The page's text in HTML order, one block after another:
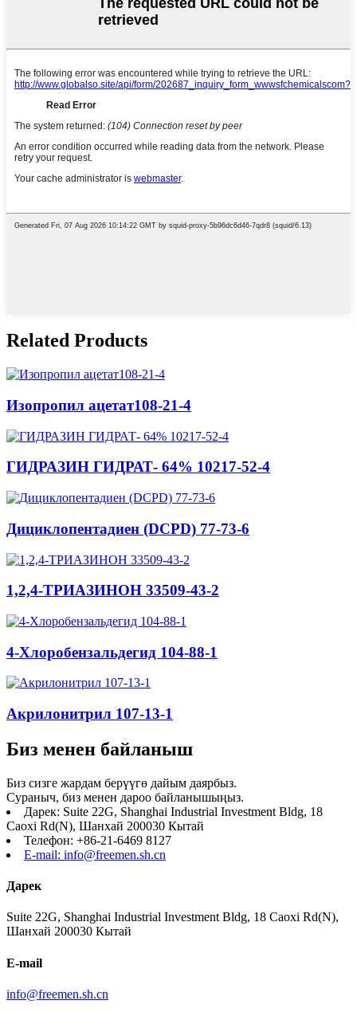
Related Products
Изопропил ацетат108-21-4
ГИДРАЗИН ГИДРАТ- 64% 10217-52-4
Дициклопентадиен (DCPD) 77-73-6
1,2,4-ТРИАЗИНОН 33509-43-2
4-Хлоробензальдегид 104-88-1
Акрилонитрил 107-13-1
Биз менен байланыш
Биз сизге жардам берүүгө дайым даярбыз.
Сураныч, биз менен дароо байланышыңыз.
Дарек: Suite 22G, Shanghai Industrial Investment Bldg, 18
Caoxi Rd(N), Шанхай 200030 Кытай
Телефон: +86-21-6469 8127
E-mail: info@freemen.sh.cn
Дарек
Suite 22G, Shanghai Industrial Investment Bldg, 18 Caoxi Rd(N),
Шанхай 200030 Кытай
E-mail
info@freemen.sh.cn